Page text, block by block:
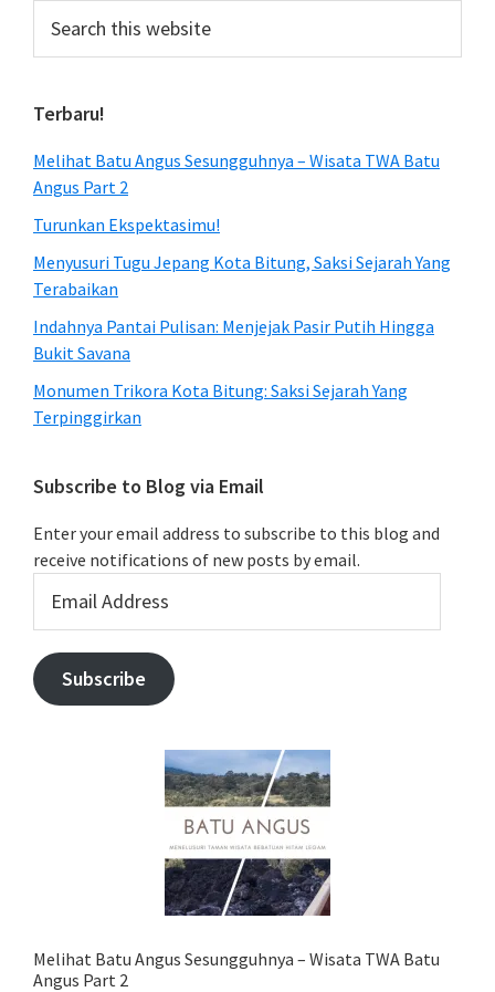
this
Terbaru!
Melihat Batu Angus Sesungguhnya – Wisata TWA Batu
Angus Part 2
Turunkan Ekspektasimu!
Menyusuri Tugu Jepang Kota Bitung, Saksi Sejarah Yang
Terabaikan
Indahnya Pantai Pulisan: Menjejak Pasir Putih Hingga
Bukit Savana
Monumen Trikora Kota Bitung: Saksi Sejarah Yang
Terpinggirkan
Subscribe to Blog via Email
Enter your email address to subscribe to this blog and
receive notifications of new posts by email.
Address
Subscribe
Melihat Batu Angus Sesungguhnya – Wisata TWA Batu
Angus Part 2